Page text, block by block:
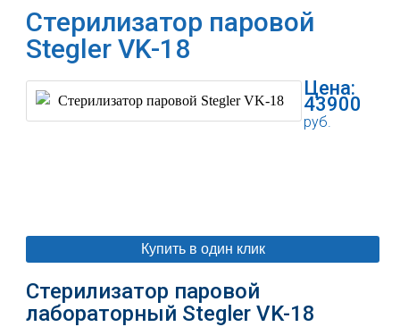
Стерилизатор паровой
Stegler VK-18
Цена:
43900
руб.
Купить в один клик
Стерилизатор паровой
лабораторный Stegler VK-18